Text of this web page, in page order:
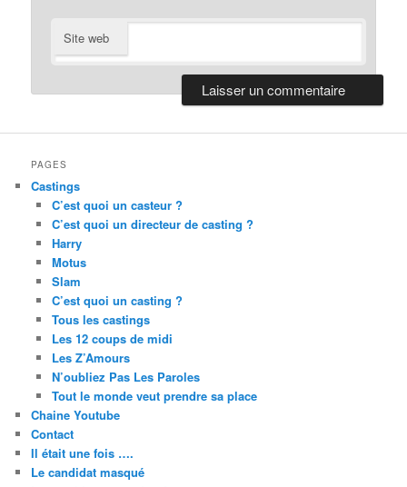
Site web
PAGES
Castings
C’est quoi un casteur ?
C’est quoi un directeur de casting ?
Harry
Motus
Slam
C’est quoi un casting ?
Tous les castings
Les 12 coups de midi
Les Z’Amours
N’oubliez Pas Les Paroles
Tout le monde veut prendre sa place
Chaine Youtube
Contact
Il était une fois ….
Le candidat masqué
refuse these
cookies, some
will disappear
Web
fonctionne au
mieux lors de
votre visite. Si
vous refusez
ces cookies,
certaines
fonctionnalités
disparaîtront
du site.
Marketing
By sharing
your interests
and behavior
as you visit
our site, you